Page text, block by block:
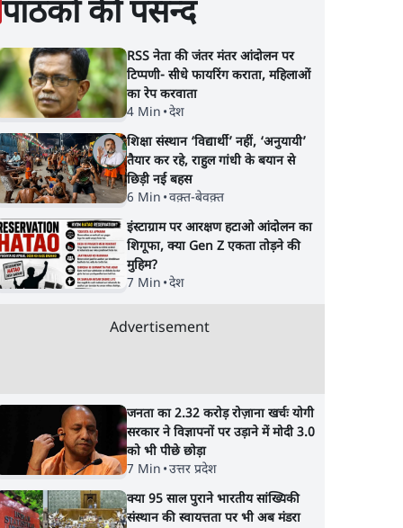
फँस
भागवत बोले- 'जेन ज़ी पर
आँख मूंदकर भरोसा,
आंदोलन देश-विरोधी नहीं';
नेशनल'
प्रयागराज छात्रों की गूंज:
पाठकों की पसन्द
RSS नेता की जंतर मंतर आंदोलन पर
टिप्पणी- सीधे फायरिंग कराता, महिलाओं
का रेप करवाता
4 Min •देश
शिक्षा संस्थान ‘विद्यार्थी’ नहीं, ‘अनुयायी’
तैयार कर रहे, राहुल गांधी के बयान से
छिड़ी नई बहस
6 Min •वक़्त-बेवक़्त
इंस्टाग्राम पर आरक्षण हटाओ आंदोलन का
शिगूफा, क्या Gen Z एकता तोड़ने की
मुहिम?
7 Min •देश
Advertisement
जनता का 2.32 करोड़ रोज़ाना खर्चः योगी
सरकार ने विज्ञापनों पर उड़ाने में मोदी 3.0
को भी पीछे छोड़ा
7 Min •उत्तर प्रदेश
क्या 95 साल पुराने भारतीय सांख्यिकी
संस्थान की स्वायत्तता पर भी अब मंडरा